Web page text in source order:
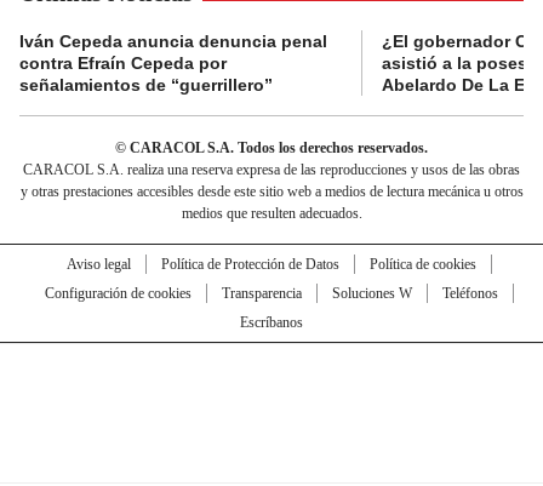
Iván Cepeda anuncia denuncia penal
contra Efraín Cepeda por
señalamientos de “guerrillero”
¿El gobernador
asistió a la
Abelardo De La
© CARACOL S.A. Todos los derechos reservados.
CARACOL S.A. realiza una reserva expresa de las reproducciones y usos de las obras
y otras prestaciones accesibles desde este sitio web a medios de lectura mecánica u otros
medios que resulten adecuados.
Aviso legal Política de Protección de Datos
Política de cookies
Configuración de cookies
Transparencia Soluciones W
Teléfonos
Escríbanos